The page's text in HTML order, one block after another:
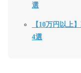
選
【10万円以上
4選